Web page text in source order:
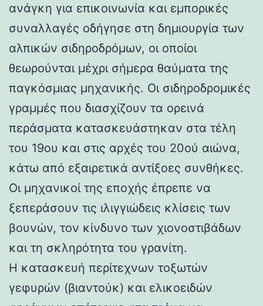
ανάγκη για επικοινωνία και εμπορικές
συναλλαγές οδήγησε στη δημιουργία των
αλπικών σιδηροδρόμων, οι οποίοι
θεωρούνται μέχρι σήμερα θαύματα της
παγκόσμιας μηχανικής. Οι σιδηροδρομικές
γραμμές που διασχίζουν τα ορεινά
περάσματα κατασκευάστηκαν στα τέλη
του 19ου και στις αρχές του 20ού αιώνα,
κάτω από εξαιρετικά αντίξοες συνθήκες.
Οι μηχανικοί της εποχής έπρεπε να
ξεπεράσουν τις ιλιγγιώδεις κλίσεις των
βουνών, τον κίνδυνο των χιονοστιβάδων
και τη σκληρότητα του γρανίτη.
Η κατασκευή περίτεχνων τοξωτών
γεφυρών (βιαντούκ) και ελικοειδών